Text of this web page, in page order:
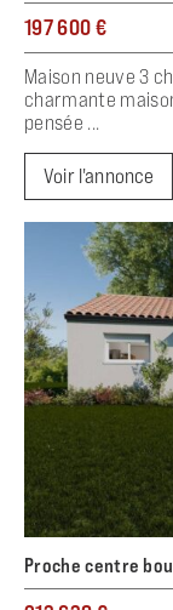
197 600 €
Maison neuve 3
charmante
pensée ...
Voir l'annonce
Proche centre